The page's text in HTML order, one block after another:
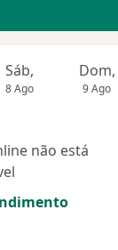
Sáb,
8 Ago
Dom,
9 Ago
não está